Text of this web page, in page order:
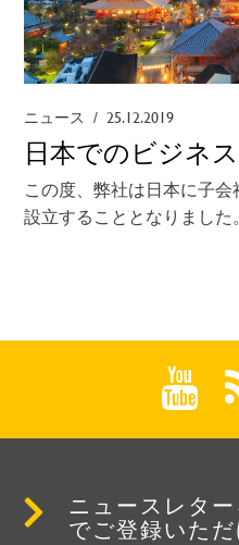
ニュース / 25.12.2019
日本でのビジネ
この度、弊社は日本に子
設立することとなりました
ニュースレタ
でご登録いた